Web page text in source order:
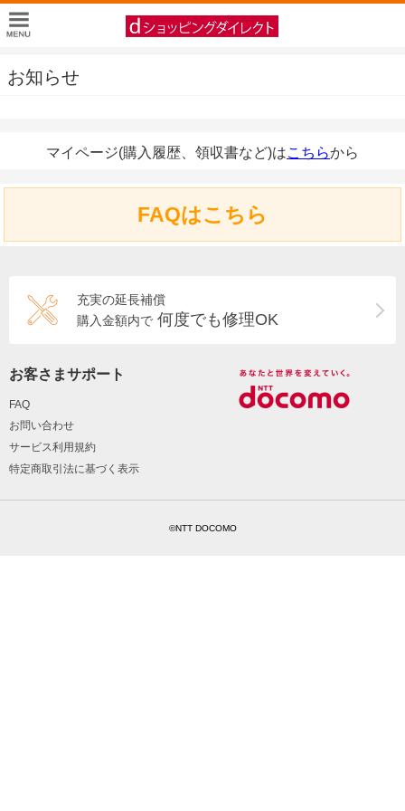
お知らせ
マイページ(購入履歴、領収書など)はこちらから
FAQはこちら
充実の延長補償
購入金額内で 何度でも修理OK
お客さまサポート
FAQ
お問い合わせ
サービス利用規約
特定商取引法に基づく表示
©NTT DOCOMO